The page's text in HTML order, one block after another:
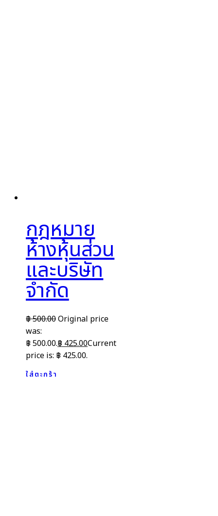
กฎหมาย
ห้างหุ้นส่วน
และบริษัท
จำกัด
฿500.00Original price
was:
฿ 500.00.฿ 425.00Current
price is: ฿ 425.00.
ใส่ตะกร้า